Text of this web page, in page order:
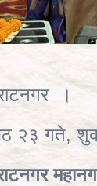
।
२३ गते,